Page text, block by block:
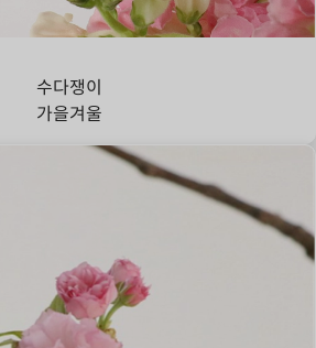
수다쟁이
가을겨울